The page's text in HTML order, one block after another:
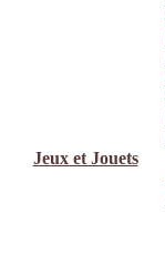
Jeux et Jouets